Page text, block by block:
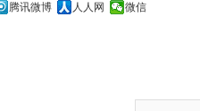
腾讯微博 人人网 微信